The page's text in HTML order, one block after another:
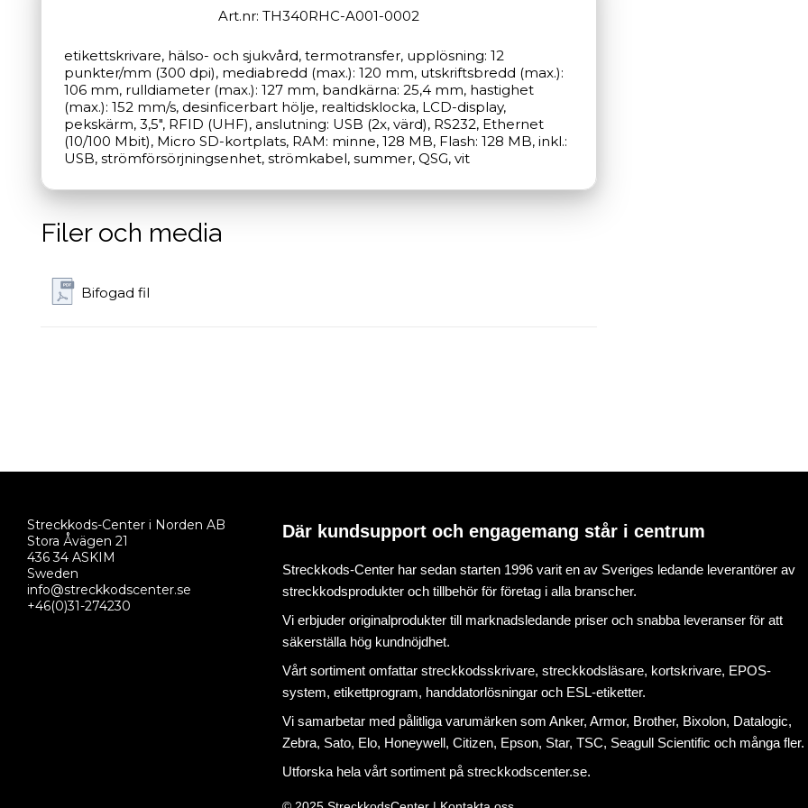
Art.nr: TH340RHC-A001-0002
etikettskrivare, hälso- och sjukvård, termotransfer, upplösning: 12
punkter/mm (300 dpi), mediabredd (max.): 120 mm, utskriftsbredd (max.):
106 mm, rulldiameter (max.): 127 mm, bandkärna: 25,4 mm, hastighet
(max.): 152 mm/s, desinficerbart hölje, realtidsklocka, LCD-display,
pekskärm, 3,5", RFID (UHF), anslutning: USB (2x, värd), RS232, Ethernet
(10/100 Mbit), Micro SD-kortplats, RAM: minne, 128 MB, Flash: 128 MB, inkl.:
USB, strömförsörjningsenhet, strömkabel, summer, QSG, vit
Filer och media
Bifogad fil
Streckkods-Center i Norden AB
Stora Åvägen 21
436 34 ASKIM
Sweden
info@streckkodscenter.se
+46(0)31-274230
Där kundsupport och engagemang står i centrum
Streckkods-Center har sedan starten 1996 varit en av Sveriges ledande leverantörer av
streckkodsprodukter och tillbehör för företag i alla branscher.
Vi erbjuder originalprodukter till marknadsledande priser och snabba leveranser för att
säkerställa hög kundnöjdhet.
Vårt sortiment omfattar streckkodsskrivare, streckkodsläsare, kortskrivare, EPOS-
system, etikettprogram, handdatorlösningar och ESL-etiketter.
Vi samarbetar med pålitliga varumärken som Anker, Armor, Brother, Bixolon, Datalogic,
Zebra, Sato, Elo, Honeywell, Citizen, Epson, Star, TSC, Seagull Scientific och många fler.
Utforska hela vårt sortiment påstreckkodscenter.se.